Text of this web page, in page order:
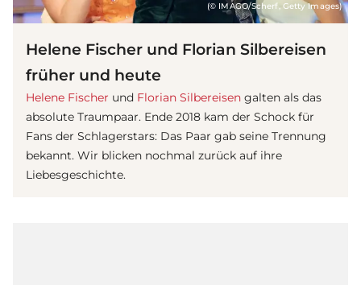
(© IMAGO/Scherf, Getty Images)
Helene Fischer und Florian Silbereisen
früher und heute
Helene Fischer und Florian Silbereisen galten als das
absolute Traumpaar. Ende 2018 kam der Schock für
Fans der Schlagerstars: Das Paar gab seine Trennung
bekannt. Wir blicken nochmal zurück auf ihre
Liebesgeschichte.